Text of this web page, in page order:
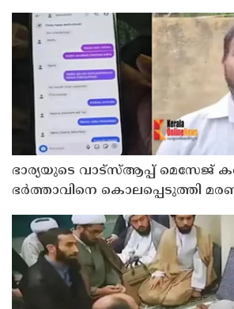
ഹാജരാക്കും
ഭാര്യയുടെ വാട്സ്ആപ്പ് മെസേജ്
ഭര്‍ത്താവിനെ കൊലപ്പെടുത്തി
റോഡപകടമാക്കി മാറ്റാന്‍
പദ്ധതിയിട്ട യുവതിയും സുഹൃത്തും